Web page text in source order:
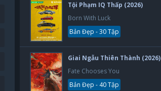
Tội Phạm IQ Thấp (2026)
Born With Luck
Bản Đẹp - 30 Tập
Giai Ngẫu Thiên Thành (2026)
Fate Chooses You
Bản Đẹp - 40 Tập